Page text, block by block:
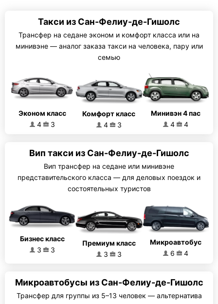
Такси из Сан-Фелиу-де-Гишолс
Трансфер на седане эконом и комфорт класса или на
минивэне — аналог заказа такси на человека, пару или
семью
Эконом класс
4
3
Комфорт класс
4
3
Минивэн 4 пас
4
4
Вип такси из Сан-Фелиу-де-Гишолс
Вип трансфер на седане или минивэне
представительского класса — для деловых поездок и
состоятельных туристов
Бизнес класс
3
3
Премиум класс
3
3
Микроавтобус
6
4
Микроавтобусы из Сан-Фелиу-де-Гишолс
Трансфер для группы из 5–13 человек — альтернатива